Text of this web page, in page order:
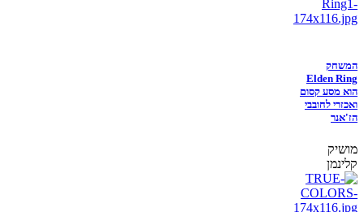
המשחק
Elden Ring
הוא מסע קסום
ואכזרי לחובבי
הז'אנר
מושיק
קלינמן